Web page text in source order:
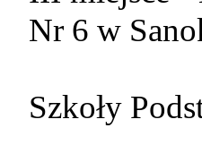
Nr 6 w
Izabela
Szkoły